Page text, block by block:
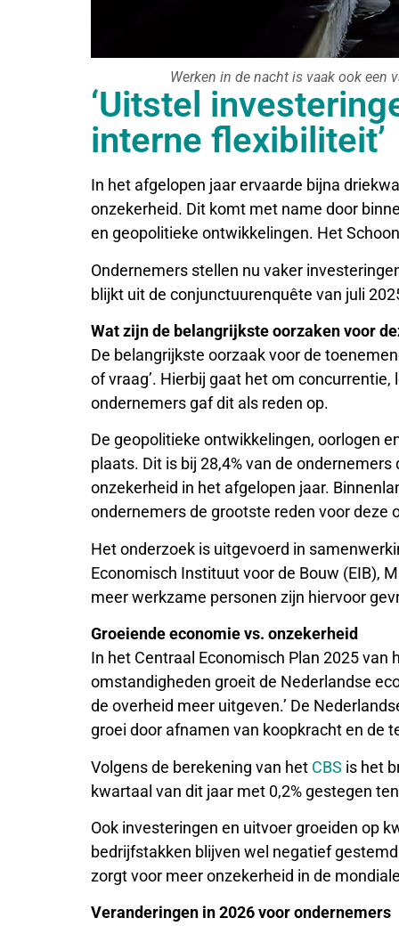
Werken in de nacht is vaak ook een
‘Uitstel
interne flexibiliteit’
In het afgelopen jaar ervaarde bijna
onzekerheid. Dit komt met name door
en geopolitieke ontwikkelingen. Het
Ondernemers stellen nu vaker
blijkt uit de conjunctuurenquête van juli
Wat zijn de belangrijkste oorzaken voor
De belangrijkste oorzaak voor de
of vraag’. Hierbij gaat het om
ondernemers gaf dit als reden op.
De geopolitieke ontwikkelingen, oorlogen
plaats. Dit is bij 28,4% van de
onzekerheid in het afgelopen jaar.
ondernemers de grootste reden voor deze
Het onderzoek is uitgevoerd in
Economisch Instituut voor de Bouw (EIB),
meer werkzame personen zijn hiervoor
Groeiende economie vs. onzekerheid
In het Centraal Economisch Plan 2025 van
omstandigheden groeit de Nederlandse
de overheid meer uitgeven.’ De
groei door afnamen van koopkracht en de
Volgens de berekening van het CBS is het
kwartaal van dit jaar met 0,2% gestegen
Ook investeringen en uitvoer groeiden op
bedrijfstakken blijven wel negatief
zorgt voor meer onzekerheid in de
Veranderingen in 2026 voor ondernemers